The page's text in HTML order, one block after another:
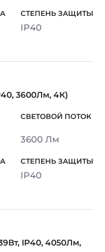
IP40
3600Лм, 4К)
3600 Лм
IP40
IP40, 4050Лм,